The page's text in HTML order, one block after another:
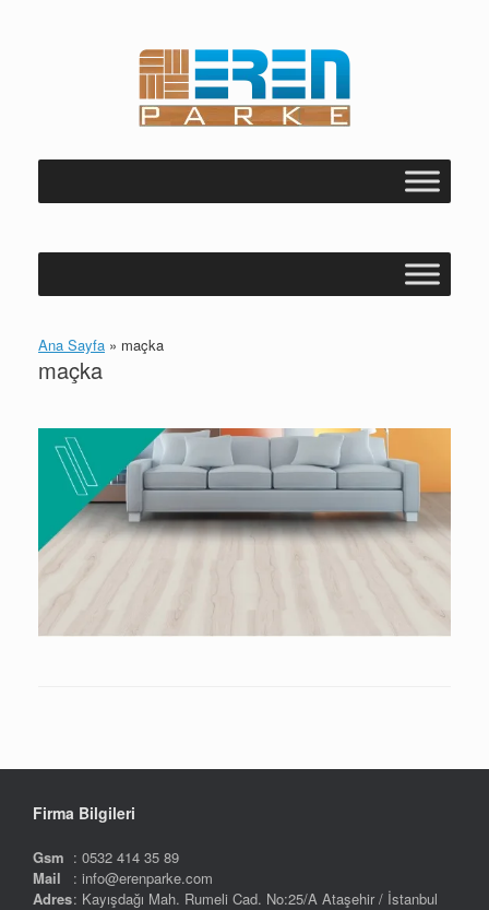
Ana Sayfa » maçka
maçka
Firma Bilgileri
Gsm : 0532 414 35 89
Mail
: info@erenparke.com
Adres: Kayışdağı Mah. Rumeli Cad. No:25/A Ataşehir / İstanbul